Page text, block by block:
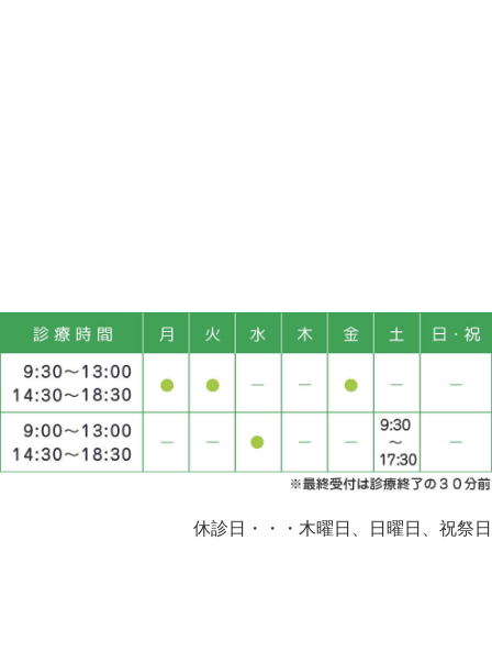
休診日・・・木曜日、日曜日、祝祭日